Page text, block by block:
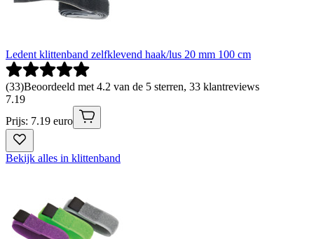
Ledent klittenband zelfklevend haak/lus 20 mm 100 cm
(33)Beoordeeld met 4.2 van de 5 sterren, 33 klantreviews
7.19
Prijs: 7.19 euro
Bekijk alles in klittenband